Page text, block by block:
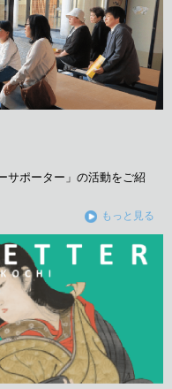
サポーター」の活動をご紹
もっと見る